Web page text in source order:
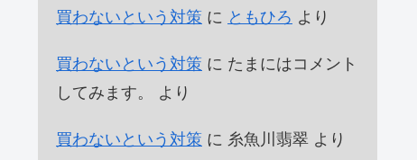
買わないという対策 に ともひろ より
買わないという対策 に たまにはコメント
してみます。
より
買わないという対策 に 糸魚川翡翠 より